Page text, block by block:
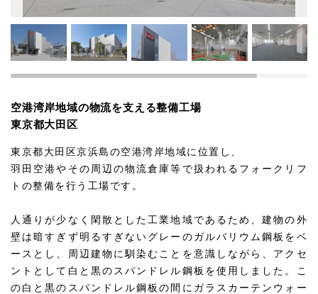
空港湾岸地域の物流を支える整備工場
東京都大田区
東京都大田区京浜島の空港湾岸地域に位置し、
羽田空港やその周辺の物流倉庫等で扱われるフォークリフ
トの整備を行う工場です。
人通りが少なく閑散とした工業地域であるため、建物の外
壁は暗すぎず明るすぎないグレーのガルバリウム鋼板をベ
ースとし、周辺建物に馴染むことを意識しながら、アクセ
ントとして白と黒のスパンドレル鋼板を使用しました。こ
の白と黒のスパンドレル鋼板の間にガラスカーテンウォー